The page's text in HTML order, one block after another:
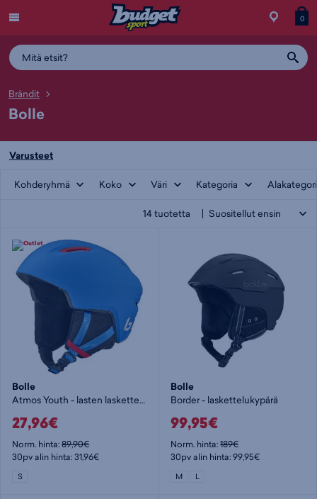
Siirry
0
Brändit
Bolle
Varusteet
Kohderyhmä Koko Väri Kategoria
14tuotetta
Bolle
Atmos Youth - lasten laskettelukypärä
27,96€
Norm. hinta:89,90€
30pv alin hinta: 31,96€
S
Bolle
Border - laskettelukypärä
99,95€
Norm. hinta:189€
30pv alin hinta: 99,95€
M L